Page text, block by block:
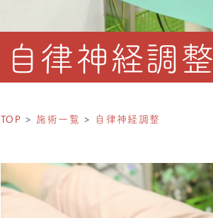
自律神経調整
TOP 施術一覧 自律神経調整